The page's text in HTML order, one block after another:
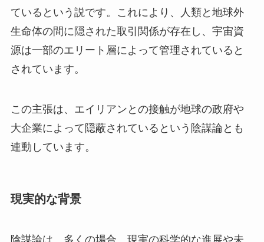
ているという説です。これにより、人類と地球外
生命体の間に隠された取引関係が存在し、宇宙資
源は一部のエリート層によって管理されていると
されています。
この主張は、エイリアンとの接触が地球の政府や
大企業によって隠蔽されているという陰謀論とも
連動しています。
現実的な背景